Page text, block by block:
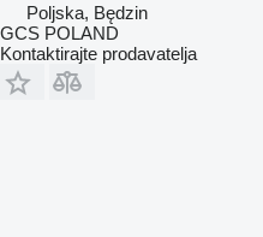
Poljska, Będzin
GCS POLAND
Kontaktirajte prodavatelja